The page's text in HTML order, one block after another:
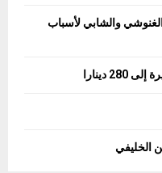
والشابي لأسباب
دينارا
الخليفي